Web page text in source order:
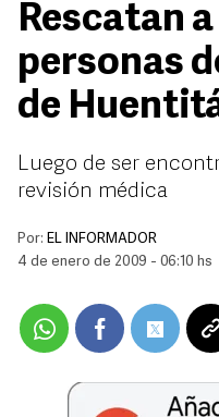
Rescatan
personas
de
Luego de ser
revisión médica
Por: EL INFORMADOR
4 de enero de 2009 - 06:10 hs